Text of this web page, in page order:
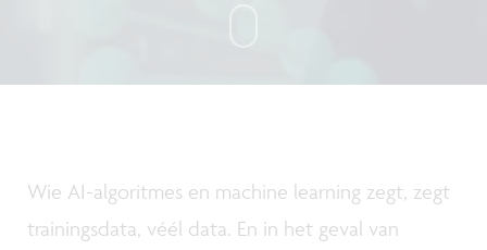
Wie AI-algoritmes en machine learning zegt, zegt
trainingsdata, véél data. En in het geval van